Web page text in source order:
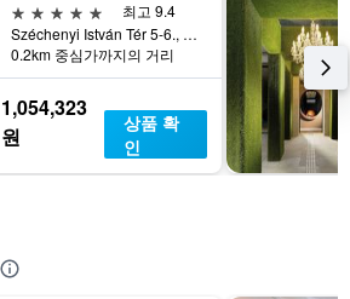
5성급
최고 9.4
Széchenyi István Tér 5-6., 부다페스트, 헝가리
0.2km 중심가까지의 거리
1,054,323
원
상품 확
인